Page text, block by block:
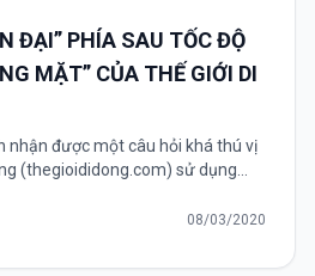
ĐẠI” PHÍA SAU TỐC ĐỘ
MẶT” CỦA THẾ GIỚI DI
nhận được một câu hỏi khá thú vị
(thegioididong.com) sử dụng
08/03/2020